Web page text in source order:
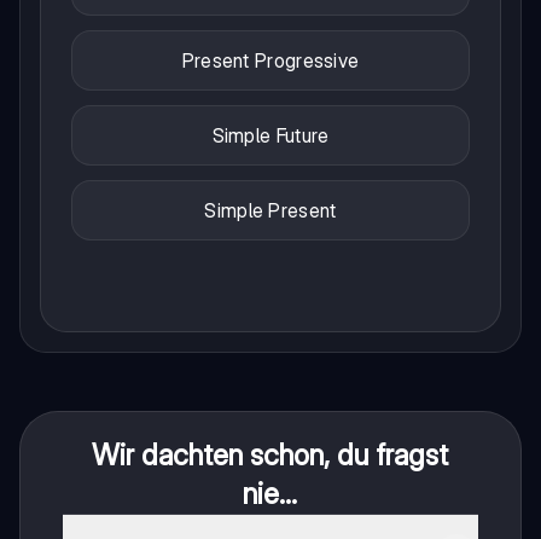
Present Progressive
Simple Future
Simple Present
Wir dachten schon, du fragst
nie...